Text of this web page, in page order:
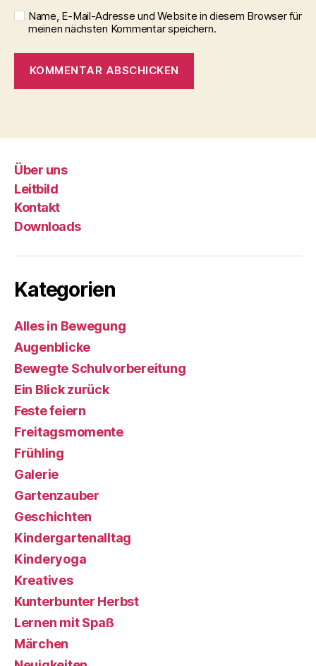
Name, E-Mail-Adresse und Website in diesem Browser für
meinen nächsten Kommentar speichern.
Über uns
Leitbild
Kontakt
Downloads
Kategorien
Alles in Bewegung
Augenblicke
Bewegte Schulvorbereitung
Ein Blick zurück
Feste feiern
Freitagsmomente
Frühling
Galerie
Gartenzauber
Geschichten
Kindergartenalltag
Kinderyoga
Kreatives
Kunterbunter Herbst
Lernen mit Spaß
Märchen